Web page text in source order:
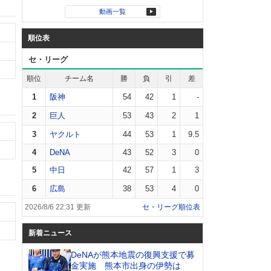
動画一覧
順位表
セ・リーグ
順位 チーム名 勝 負 引 差
1 阪神 54 42 1 -
2 巨人 53 43 2 1
3 ヤクルト 44 53 1
9.5
4
DeNA 43 52 3
0
5
中日 42 57 1 3
6 広島 38 53 4 0
2026/8/6 22:31 更新 セ・リーグ順位表
新着ニュース
DeNAが熊本地震の復興支援で募
金実施 熊本市出身の伊勢は